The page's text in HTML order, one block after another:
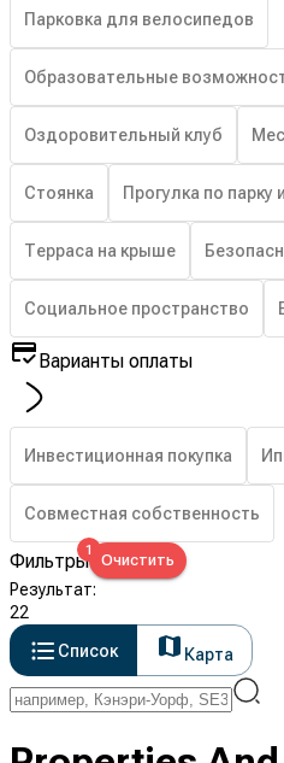
Парковка для велосипедов
Образовательные
Оздоровительный клуб
Стоянка Прогулка по парку
Терраса на крыше
Социальное пространство
Варианты оплаты
Инвестиционная покупка
Совместная собственность
Фильтры1
Очистить
Результат:
22
Список
Карта